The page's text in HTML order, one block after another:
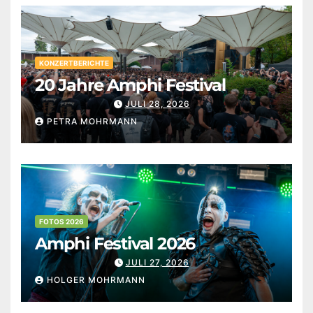
KONZERTBERICHTE
20 Jahre Amphi Festival
JULI 28, 2026
PETRA MOHRMANN
FOTOS 2026
Amphi Festival 2026
JULI 27, 2026
HOLGER MOHRMANN